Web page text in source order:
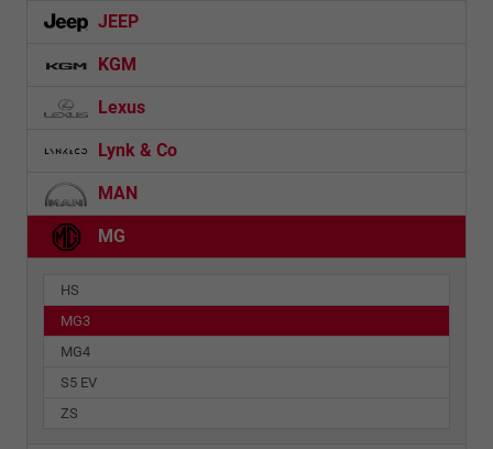
JEEP
KGM
Lexus
Lynk & Co
MAN
MG
HS
MG3
MG4
S5 EV
ZS